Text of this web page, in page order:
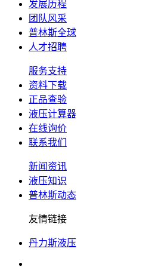
发展历程
团队风采
普林斯全球
人才招聘
服务支持
资料下载
正品查验
液压计算器
在线询价
联系我们
新闻资讯
液压知识
普林斯动态
友情链接
丹力斯液压